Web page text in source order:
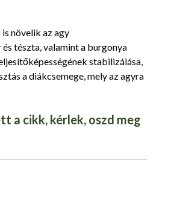
növelik az agy
tészta, valamint a burgonya
stabilizálása,
a diákcsemege, mely az agyra
a cikk, kérlek, oszd meg